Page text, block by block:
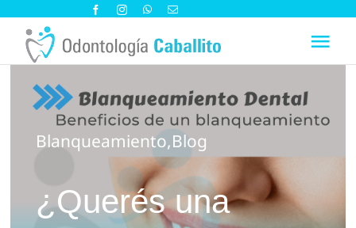
Saltar
Sobre nosotros
Especialidades
Blanqueamiento,Blog
¿Querés una